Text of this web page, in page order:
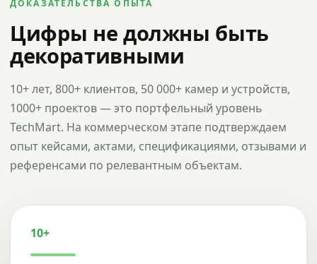
ДОКАЗАТЕЛЬСТВА ОПЫТА
Цифры не должны быть
декоративными
10+ лет, 800+ клиентов, 50 000+ камер и устройств,
1000+ проектов — это портфельный уровень
TechMart. На коммерческом этапе подтверждаем
опыт кейсами, актами, спецификациями, отзывами и
референсами по релевантным объектам.
10+